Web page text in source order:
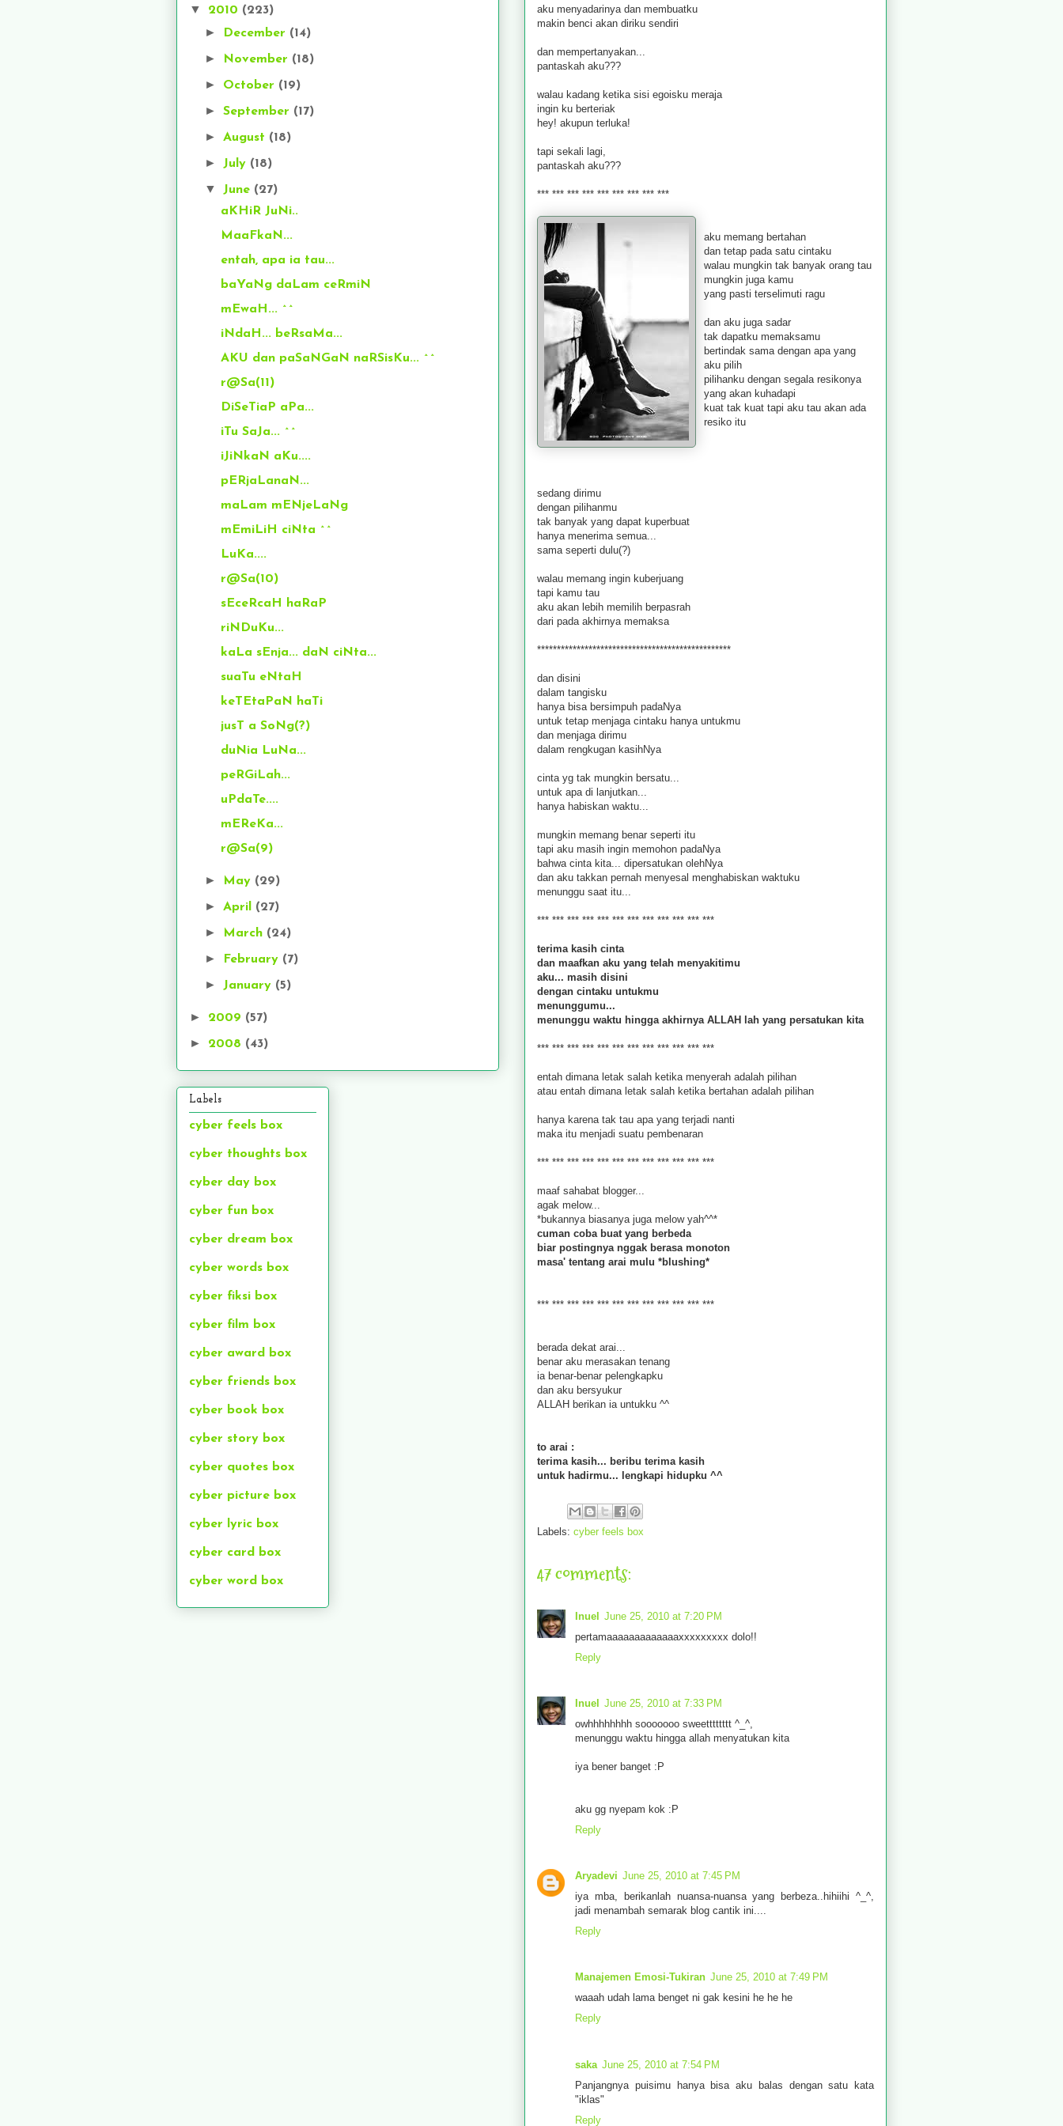
aku menyadarinya dan membuatku
makin benci akan diriku sendiri
dan mempertanyakan...
pantaskah aku???
walau kadang ketika sisi egoisku meraja
ingin ku berteriak
hey! akupun terluka!
tapi sekali lagi,
pantaskah aku???
*** *** *** *** *** *** *** *** ***
aku memang bertahan
dan tetap pada satu cintaku
walau mungkin tak banyak orang tau
mungkin juga kamu
yang pasti terselimuti ragu
dan aku juga sadar
tak dapatku memaksamu
bertindak sama dengan apa yang
aku pilih
pilihanku dengan segala resikonya
yang akan kuhadapi
kuat tak kuat tapi aku tau akan ada
resiko itu
sedang dirimu
dengan pilihanmu
tak banyak yang dapat kuperbuat
hanya menerima semua...
sama seperti dulu(?)
walau memang ingin kuberjuang
tapi kamu tau
aku akan lebih memilih berpasrah
dari pada akhirnya memaksa
*************************************************
dan disini
dalam tangisku
hanya bisa bersimpuh padaNya
untuk tetap menjaga cintaku hanya untukmu
dan menjaga dirimu
dalam rengkugan kasihNya
cinta yg tak mungkin bersatu...
untuk apa di lanjutkan...
hanya habiskan waktu...
mungkin memang benar seperti itu
tapi aku masih ingin memohon padaNya
bahwa cinta kita... dipersatukan olehNya
dan aku takkan pernah menyesal menghabiskan waktuku
menunggu saat itu...
*** *** *** *** *** *** *** *** *** *** *** ***
terima kasih cinta
dan maafkan aku yang telah menyakitimu
aku... masih disini
dengan cintaku untukmu
menunggumu...
menunggu waktu hingga akhirnya ALLAH lah yang persatukan kita
*** *** *** *** *** *** *** *** *** *** *** ***
entah dimana letak salah ketika menyerah adalah pilihan
atau entah dimana letak salah ketika bertahan adalah pilihan
hanya karena tak tau apa yang terjadi nanti
maka itu menjadi suatu pembenaran
*** *** *** *** *** *** *** *** *** *** *** ***
maaf sahabat blogger...
agak melow...
*bukannya biasanya juga melow yah^^*
cuman coba buat yang berbeda
biar postingnya nggak berasa monoton
masa' tentang arai mulu *blushing*
*** *** *** *** *** *** *** *** *** *** *** ***
berada dekat arai...
benar aku merasakan tenang
ia benar-benar pelengkapku
dan aku bersyukur
ALLAH berikan ia untukku ^^
to arai :
terima kasih... beribu terima kasih
untuk hadirmu... lengkapi hidupku ^^
Labels: cyber feels box
47 comments:
Inuel June 25, 2010 at 7:20 PM
pertamaaaaaaaaaaaaaxxxxxxxxx dolo!!
Reply
Inuel
June 25, 2010 at 7:33 PM
owhhhhhhhh sooooooo sweetttttttt ^_^,
menunggu waktu hingga allah menyatukan kita
iya bener banget :P
aku gg nyepam kok :P
Reply
Aryadevi June 25, 2010 at 7:45 PM
iya mba, berikanlah nuansa-nuansa yang berbeza..hihiihi ^_^,
jadi menambah semarak blog cantik ini....
Reply
Manajemen Emosi-Tukiran June 25, 2010 at 7:49 PM
waaah udah lama benget ni gak kesini he he he
Reply
saka June 25, 2010 at 7:54 PM
Panjangnya puisimu hanya bisa aku balas dengan satu kata
"iklas"
Reply
▼ 2010 (223)
► December (14)
► November (18)
► October (19)
►September (17)
►August (18)
► July (18)
▼ June (27)
aKHiR JuNi..
MaaFkaN...
entah, apa ia tau...
baYaNg daLam ceRmiN
mEwaH... ^^
iNdaH... beRsaMa...
AKU dan paSaNGaN naRSisKu... ^^
r@Sa(11)
DiSeTiaP aPa...
iTu SaJa... ^^
iJiNkaN aKu....
pERjaLanaN...
maLam mENjeLaNg
mEmiLiH ciNta ^^
LuKa....
r@Sa(10)
sEceRcaH haRaP
riNDuKu...
kaLa sEnja... daN ciNta...
suaTu eNtaH
keTEtaPaN haTi
jusT a SoNg(?)
duNia LuNa...
peRGiLah...
uPdaTe....
mEReKa...
r@Sa(9)
► May (29)
►April (27)
► March (24)
► February (7)
► January (5)
► 2009 (57)
► 2008 (43)
Labels
cyber feels box
cyber thoughts box
cyber day box
cyber fun box
cyber dream box
cyber words box
cyber fiksi box
cyber film box
cyber award box
cyber friends box
cyber book box
cyber story box
cyber quotes box
cyber picture box
cyber lyric box
cyber card box
cyber word box